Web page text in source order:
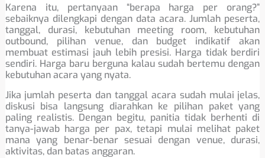
Karena itu, pertanyaan “berapa harga per orang?”
sebaiknya dilengkapi dengan data acara. Jumlah peserta,
tanggal, durasi, kebutuhan meeting room, kebutuhan
outbound, pilihan venue, dan budget indikatif akan
membuat estimasi jauh lebih presisi. Harga tidak berdiri
sendiri. Harga baru berguna kalau sudah bertemu dengan
kebutuhan acara yang nyata.
Jika jumlah peserta dan tanggal acara sudah mulai jelas,
diskusi bisa langsung diarahkan ke pilihan paket yang
paling realistis. Dengan begitu, panitia tidak berhenti di
tanya-jawab harga per pax, tetapi mulai melihat paket
mana yang benar-benar sesuai dengan venue, durasi,
aktivitas, dan batas anggaran.